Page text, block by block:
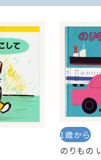
1歳から
のりもの